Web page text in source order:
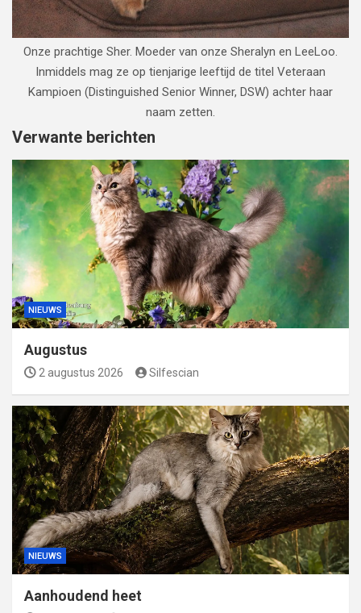
Onze prachtige Sher. Moeder van onze Sheralyn en LeeLoo.
Inmiddels mag ze op tienjarige leeftijd de titel Veteraan
Kampioen (Distinguished Senior Winner, DSW) achter haar
naam zetten.
Verwante berichten
NIEUWS
Augustus
2 augustus 2026 Silfescian
NIEUWS
Aanhoudend heet